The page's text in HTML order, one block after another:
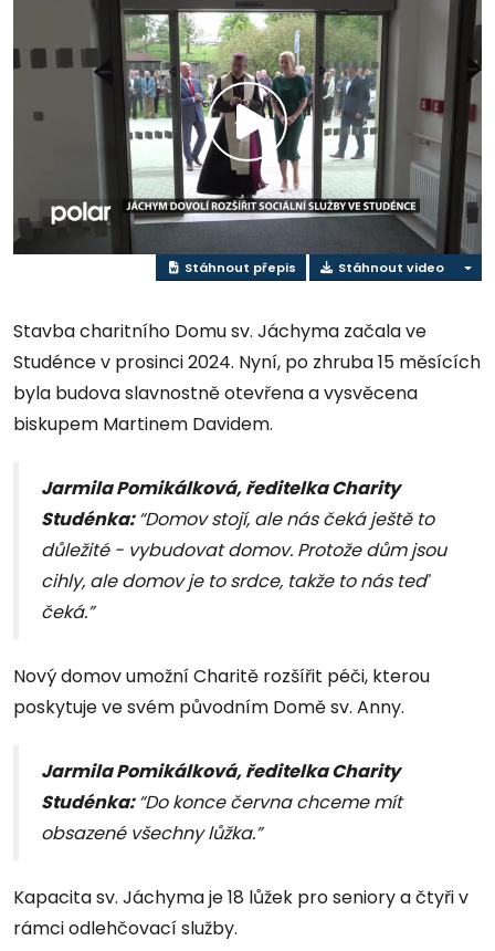
Přehrát
video
Stáhnout přepis Stáhnout video
Stavba charitního Domu sv. Jáchyma začala ve
Studénce v prosinci 2024. Nyní, po zhruba 15 měsících
byla budova slavnostně otevřena a vysvěcena
biskupem Martinem Davidem.
Jarmila Pomikálková, ředitelka Charity
Studénka:“Domov stojí, ale nás čeká ještě to
důležité - vybudovat domov. Protože dům jsou
cihly, ale domov je to srdce, takže to nás teď
čeká.”
Nový domov umožní Charitě rozšířit péči, kterou
poskytuje ve svém původním Domě sv. Anny.
Jarmila Pomikálková, ředitelka Charity
Studénka:“Do konce června chceme mít
obsazené všechny lůžka.”
Kapacita sv. Jáchyma je 18 lůžek pro seniory a čtyři v
rámci odlehčovací služby.